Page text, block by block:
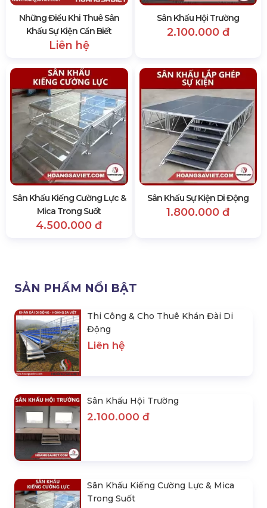
Những Điều Khi Thuê Sân
Khấu Sự Kiện Cần Biết
Liên hệ
Sân Khấu Hội Trường
2.100.000 đ
Sân Khấu Kiếng Cường Lực &
Mica Trong Suốt
4.500.000 đ
Sân Khấu Sự Kiện Di Động
1.800.000 đ
SẢN PHẨM NỔI BẬT
Thi Công & Cho Thuê Khán Đài Di
Động
Liên hệ
Sân Khấu Hội Trường
2.100.000 đ
Sân Khấu Kiếng Cường Lực & Mica
Trong Suốt